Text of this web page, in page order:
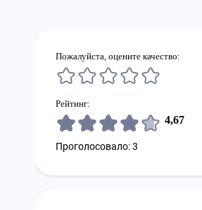
Пожалуйста, оцените качество:
Рейтинг:
4,67
Проголосовало: 3